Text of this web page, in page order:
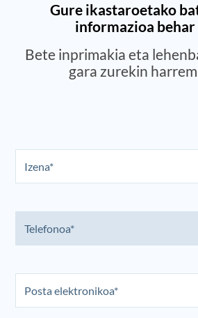
Gure ikastaroetako
informazioa behar
Bete inprimakia eta
gara zurekin